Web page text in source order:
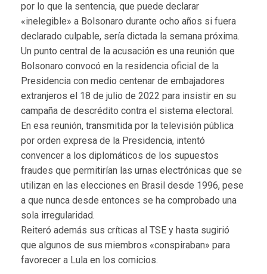
por lo que la sentencia, que puede declarar
«inelegible» a Bolsonaro durante ocho años si fuera
declarado culpable, sería dictada la semana próxima.
Un punto central de la acusación es una reunión que
Bolsonaro convocó en la residencia oficial de la
Presidencia con medio centenar de embajadores
extranjeros el 18 de julio de 2022 para insistir en su
campaña de descrédito contra el sistema electoral.
En esa reunión, transmitida por la televisión pública
por orden expresa de la Presidencia, intentó
convencer a los diplomáticos de los supuestos
fraudes que permitirían las urnas electrónicas que se
utilizan en las elecciones en Brasil desde 1996, pese
a que nunca desde entonces se ha comprobado una
sola irregularidad.
Reiteró además sus críticas al TSE y hasta sugirió
que algunos de sus miembros «conspiraban» para
favorecer a Lula en los comicios.